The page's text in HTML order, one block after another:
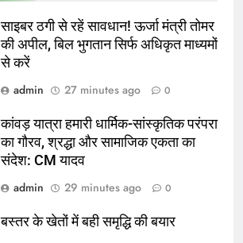
साइबर ठगी से रहें सावधान! ऊर्जा मंत्री तोमर
की अपील, बिल भुगतान सिर्फ अधिकृत माध्यमों
से करें
admin
27 minutes ago 0
कांवड़ यात्रा हमारी धार्मिक-सांस्कृतिक परंपरा
का गौरव, श्रद्धा और सामाजिक एकता का
संदेश: CM यादव
admin
29 minutes ago 0
बस्तर के खेतों में बही समृद्धि की बयार